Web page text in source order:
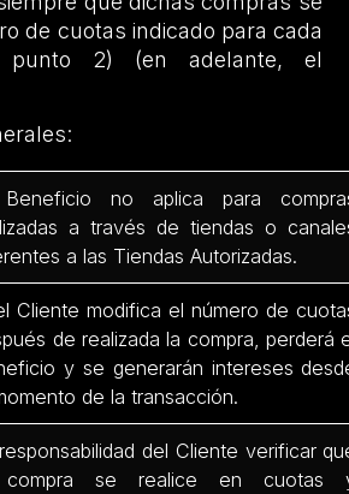
de cuotas indicado para cada
punto 2) (en adelante, el
no aplica para
a través de tiendas o
a las Tiendas Autorizadas.
Cliente modifica el número de
de realizada la compra, perderá
y se generarán intereses
de la transacción.
del Cliente verificar
se realice en cuotas